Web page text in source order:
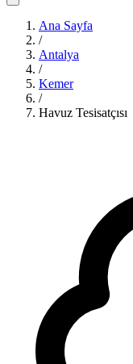
Ana Sayfa
/
Antalya
/
Kemer
/
Havuz Tesisatçısı